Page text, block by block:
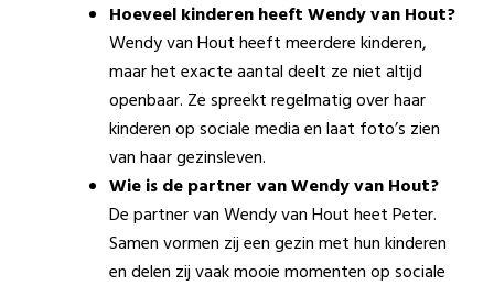
Hoeveel kinderen heeft Wendy van Hout?
Wendy van Hout heeft meerdere kinderen,
maar het exacte aantal deelt ze niet altijd
openbaar. Ze spreekt regelmatig over haar
kinderen op sociale media en laat foto’s zien
van haar gezinsleven.
Wie is de partner van Wendy van Hout?
De partner van Wendy van Hout heet Peter.
Samen vormen zij een gezin met hun kinderen
en delen zij vaak mooie momenten op sociale